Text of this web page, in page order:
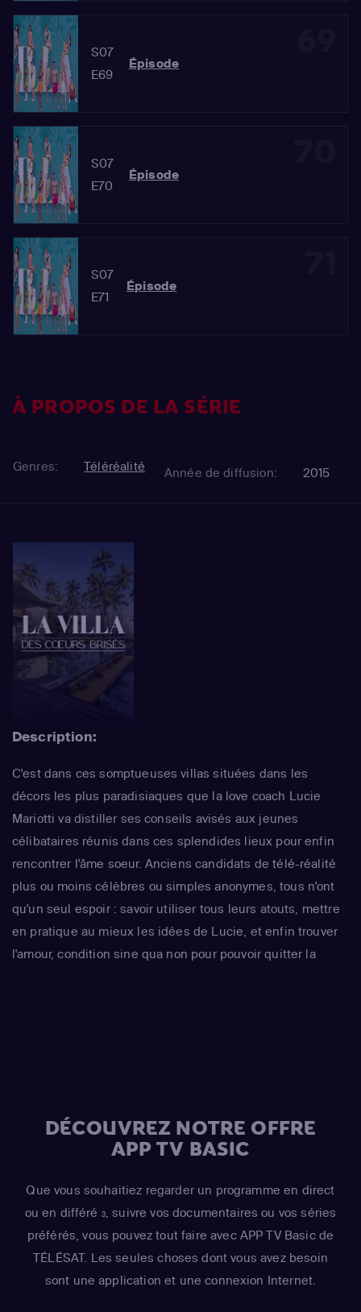
S07
E69
Épisode
S07
E70
Épisode
S07
E71
Épisode
À PROPOS DE LA SÉRIE
Genres: Téléréalité Année de diffusion: 2015
Description:
C'est dans ces somptueuses villas situées dans les
décors les plus paradisiaques que la love coach Lucie
Mariotti va distiller ses conseils avisés aux jeunes
célibataires réunis dans ces splendides lieux pour enfin
rencontrer l'âme soeur. Anciens candidats de télé-réalité
plus ou moins célèbres ou simples anonymes, tous n'ont
qu'un seul espoir : savoir utiliser tous leurs atouts, mettre
en pratique au mieux les idées de Lucie, et enfin trouver
l'amour, condition sine qua non pour pouvoir quitter la
DÉCOUVREZ NOTRE OFFRE
APP TV BASIC
Que vous souhaitiez regarder un programme en direct
ou en différé 3, suivre vos documentaires ou vos séries
préférés, vous pouvez tout faire avec APP TV Basic de
TÉLÉSAT. Les seules choses dont vous avez besoin
sont une application et une connexion Internet.